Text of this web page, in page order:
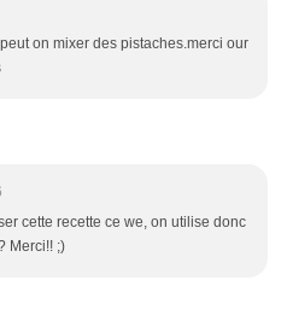
on mixer des pistaches.merci our
cette recette ce we, on utilise donc
Merci!! ;)